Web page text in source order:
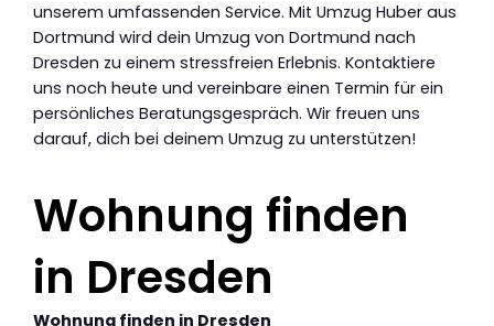
unserem umfassenden Service. Mit Umzug Huber aus
Dortmund wird dein Umzug von Dortmund nach
Dresden zu einem stressfreien Erlebnis. Kontaktiere
uns noch heute und vereinbare einen Termin für ein
persönliches Beratungsgespräch. Wir freuen uns
darauf, dich bei deinem Umzug zu unterstützen!
Wohnung finden
in Dresden
Wohnung finden in Dresden